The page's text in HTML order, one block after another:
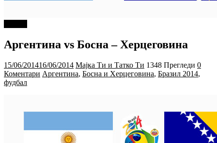
Аргентина vs Босна – Херцеговина
15/06/201416/06/2014 Мајка Ти и Татко Ти 1348 Прегледи 0
Коментари Аргентина, Босна и Херцеговина, Бразил 2014,
фудбал